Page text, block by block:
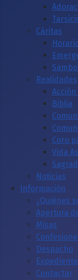
Cáritas
Realidades
Acción
Biblia
Coro
Vida
Noticias
Información
¿Quiénes
Apertura
Misas
Despacho
Contactar